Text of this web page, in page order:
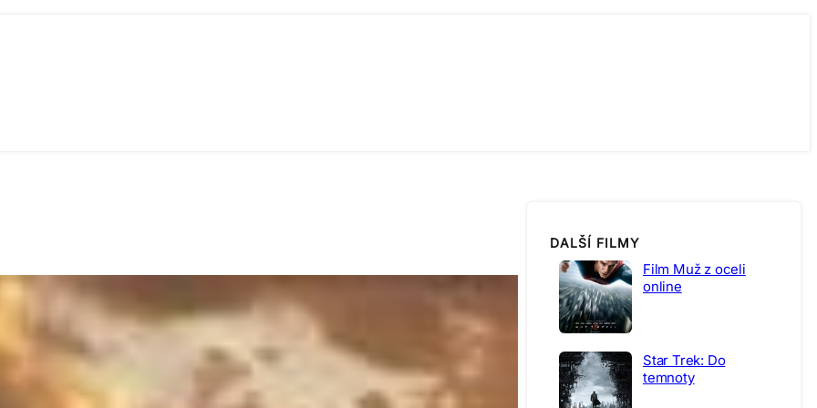
DALŠÍ FILMY
Film Muž z oceli
online
Star Trek: Do
temnoty